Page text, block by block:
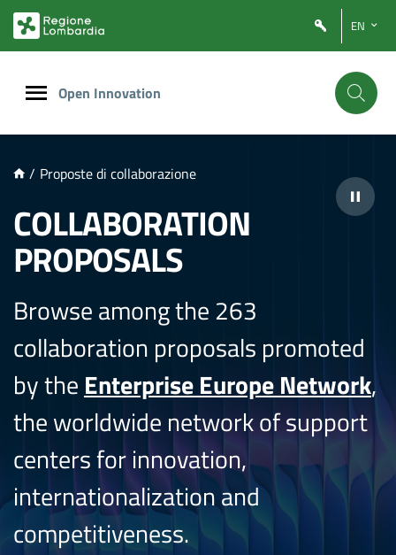
PRINCIPALE
EN
Open Innovation
/ Proposte di collaborazione
COLLABORATION
PROPOSALS
Browse among the 263
collaboration proposals promoted
by the Enterprise Europe Network,
the worldwide network of support
centers for innovation,
internationalization and
competitiveness.